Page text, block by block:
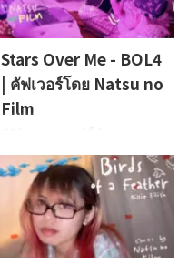
Stars Over Me - BOL4
| คัฟเวอร์โดย Natsu no
Film
ซีรีส์เพลงคัฟเวอร์นี้นำเสนอ Leon
นักร้องนำของ Natsu no Film กับ
การร้องเพลงที่เธอรักหรือเพลงที่
เพิ่งดึงดูดความสนใจของเธอ
บันทึกเสียงโดยตรงจากห้องนอน
ครั้งนี้เธอคัฟเวอร์เพลง “Stars
Over Me” ของ BOL4
Vocals,